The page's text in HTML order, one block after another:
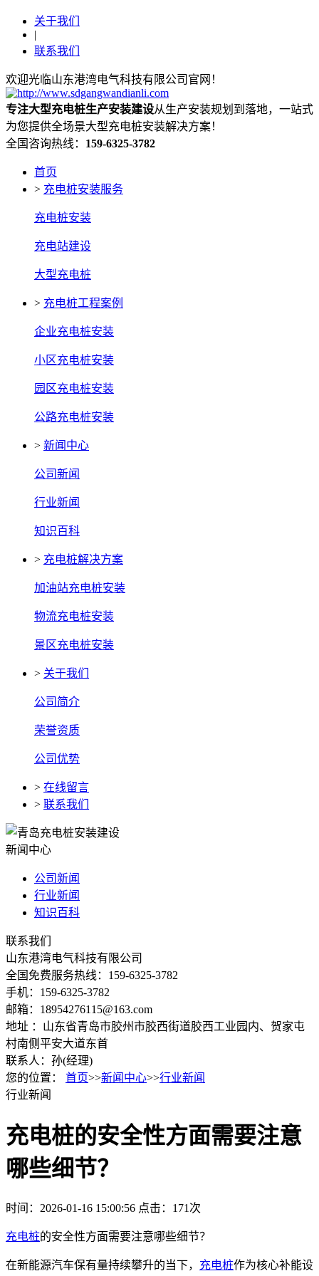
关于我们
|
联系我们
欢迎光临山东港湾电气科技有限公司官网！
专注大型充电桩生产安装建设从生产安装规划到落地，一站式
为您提供全场景大型充电桩安装解决方案！
全国咨询热线： 159-6325-3782
首页
> 充电桩安装服务
充电桩安装
充电站建设
大型充电桩
> 充电桩工程案例
企业充电桩安装
小区充电桩安装
园区充电桩安装
公路充电桩安装
> 新闻中心
公司新闻
行业新闻
知识百科
> 充电桩解决方案
加油站充电桩安装
物流充电桩安装
景区充电桩安装
> 关于我们
公司简介
荣誉资质
公司优势
> 在线留言
> 联系我们
新闻中心
公司新闻
行业新闻
知识百科
联系我们
山东港湾电气科技有限公司
全国免费服务热线：159-6325-3782
手机：159-6325-3782
邮箱：18954276115@163.com
地址 ：山东省青岛市胶州市胶西街道胶西工业园内、贺家屯
村南侧平安大道东首
联系人：孙(经理)
您的位置：
首页>>新闻中心>>行业新闻
行业新闻
充电桩的安全性方面需要注意
哪些细节？
时间：2026-01-16 15:00:56 点击：171次
充电桩的安全性方面需要注意哪些细节？
在新能源汽车保有量持续攀升的当下， 充电桩作为核心补能设